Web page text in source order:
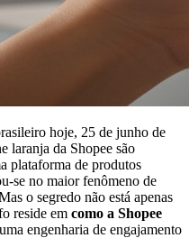
hoje, 25 de junho de
laranja da Shopee são
plataforma de produtos
se no maior fenômeno de
o segredo não está apenas
reside em como a Shopee
engenharia de engajamento